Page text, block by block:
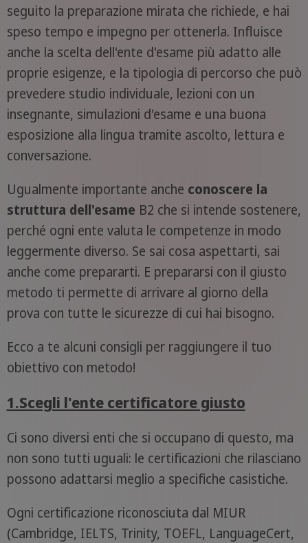
seguito la preparazione mirata che richiede, e hai
speso tempo e impegno per ottenerla. Influisce
anche la scelta dell'ente d'esame più adatto alle
proprie esigenze, e la tipologia di percorso che può
prevedere studio individuale, lezioni con un
insegnante, simulazioni d'esame e una buona
esposizione alla lingua tramite ascolto, lettura e
conversazione.
Ugualmente importante anche conoscere la
struttura dell'esame B2 che si intende sostenere,
perché ogni ente valuta le competenze in modo
leggermente diverso. Se sai cosa aspettarti, sai
anche come prepararti. E prepararsi con il giusto
metodo ti permette di arrivare al giorno della
prova con tutte le sicurezze di cui hai bisogno.
Ecco a te alcuni consigli per raggiungere il tuo
obiettivo con metodo!
1.Scegli l'ente certificatore giusto
Ci sono diversi enti che si occupano di questo, ma
non sono tutti uguali: le certificazioni che rilasciano
possono adattarsi meglio a specifiche casistiche.
Ogni certificazione riconosciuta dal MIUR
(Cambridge, IELTS, Trinity, TOEFL, LanguageCert,